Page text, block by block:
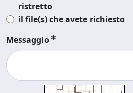
ristretto
il file(s) che avete richiesto
Messaggio